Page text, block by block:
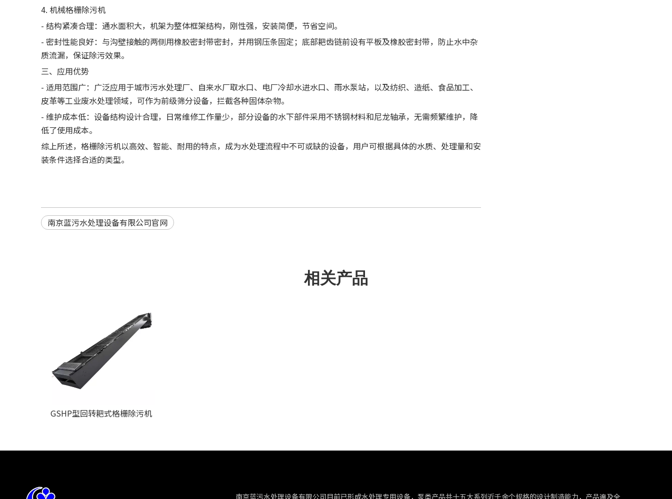
4. 机械格栅除污机
- 结构紧凑合理：通水面积大，机架为整体框架结构，刚性强，安装简便，节省空间。
- 密封性能良好：与沟壁接触的两侧用橡胶密封带密封，并用钢压条固定；底部耙齿链前设有平板及橡胶密封带，防止水中杂
质流漏，保证除污效果。
三、应用优势
- 适用范围广：广泛应用于城市污水处理厂、自来水厂取水口、电厂冷却水进水口、雨水泵站，以及纺织、造纸、食品加工、
皮革等工业废水处理领域，可作为前级筛分设备，拦截各种固体杂物。
- 维护成本低：设备结构设计合理，日常维修工作量少，部分设备的水下部件采用不锈钢材料和尼龙轴承，无需频繁维护，降
低了使用成本。
综上所述，格栅除污机以高效、智能、耐用的特点，成为水处理流程中不可或缺的设备，用户可根据具体的水质、处理量和安
装条件选择合适的类型。
南京蓝污水处理设备有限公司官网
相关产品
GSHP型回转耙式格栅除污机
南京蓝污水处理设备有限公司目前已形成水处理专用设备，泵类产品共十五大系列近千余个规格的设计制造能力，产品遍及全